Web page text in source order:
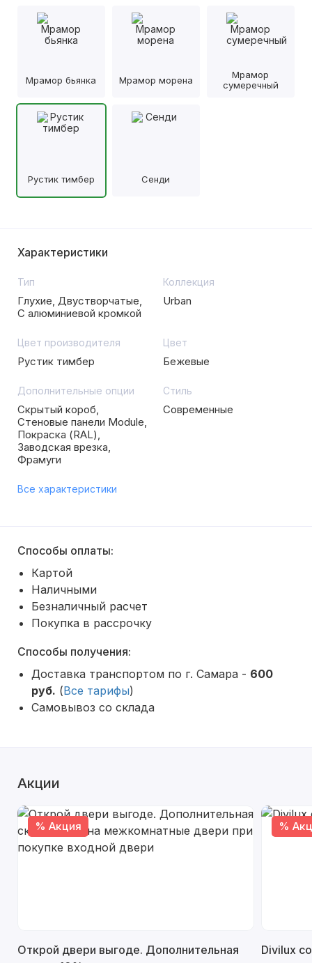
Мрамор бьянка Мрамор морена
Мрамор
сумеречный
Рустик тимбер Сенди
Характеристики
Тип
Глухие, Двустворчатые,
С алюминиевой кромкой
Коллекция
Urban
Цвет производителя
Рустик тимбер
Цвет
Бежевые
Дополнительные опции
Скрытый короб,
Стеновые панели Module,
Покраска (RAL),
Заводская врезка,
Фрамуги
Стиль
Современные
Все характеристики
Способы оплаты:
Картой
Наличными
Безналичный расчет
Покупка в рассрочку
Способы получения:
Доставка транспортом по г. Самара - 600
руб. (Все тарифы)
Самовывоз со склада
Акции
% Акция
Открой двери выгоде. Дополнительная
%
Divilux